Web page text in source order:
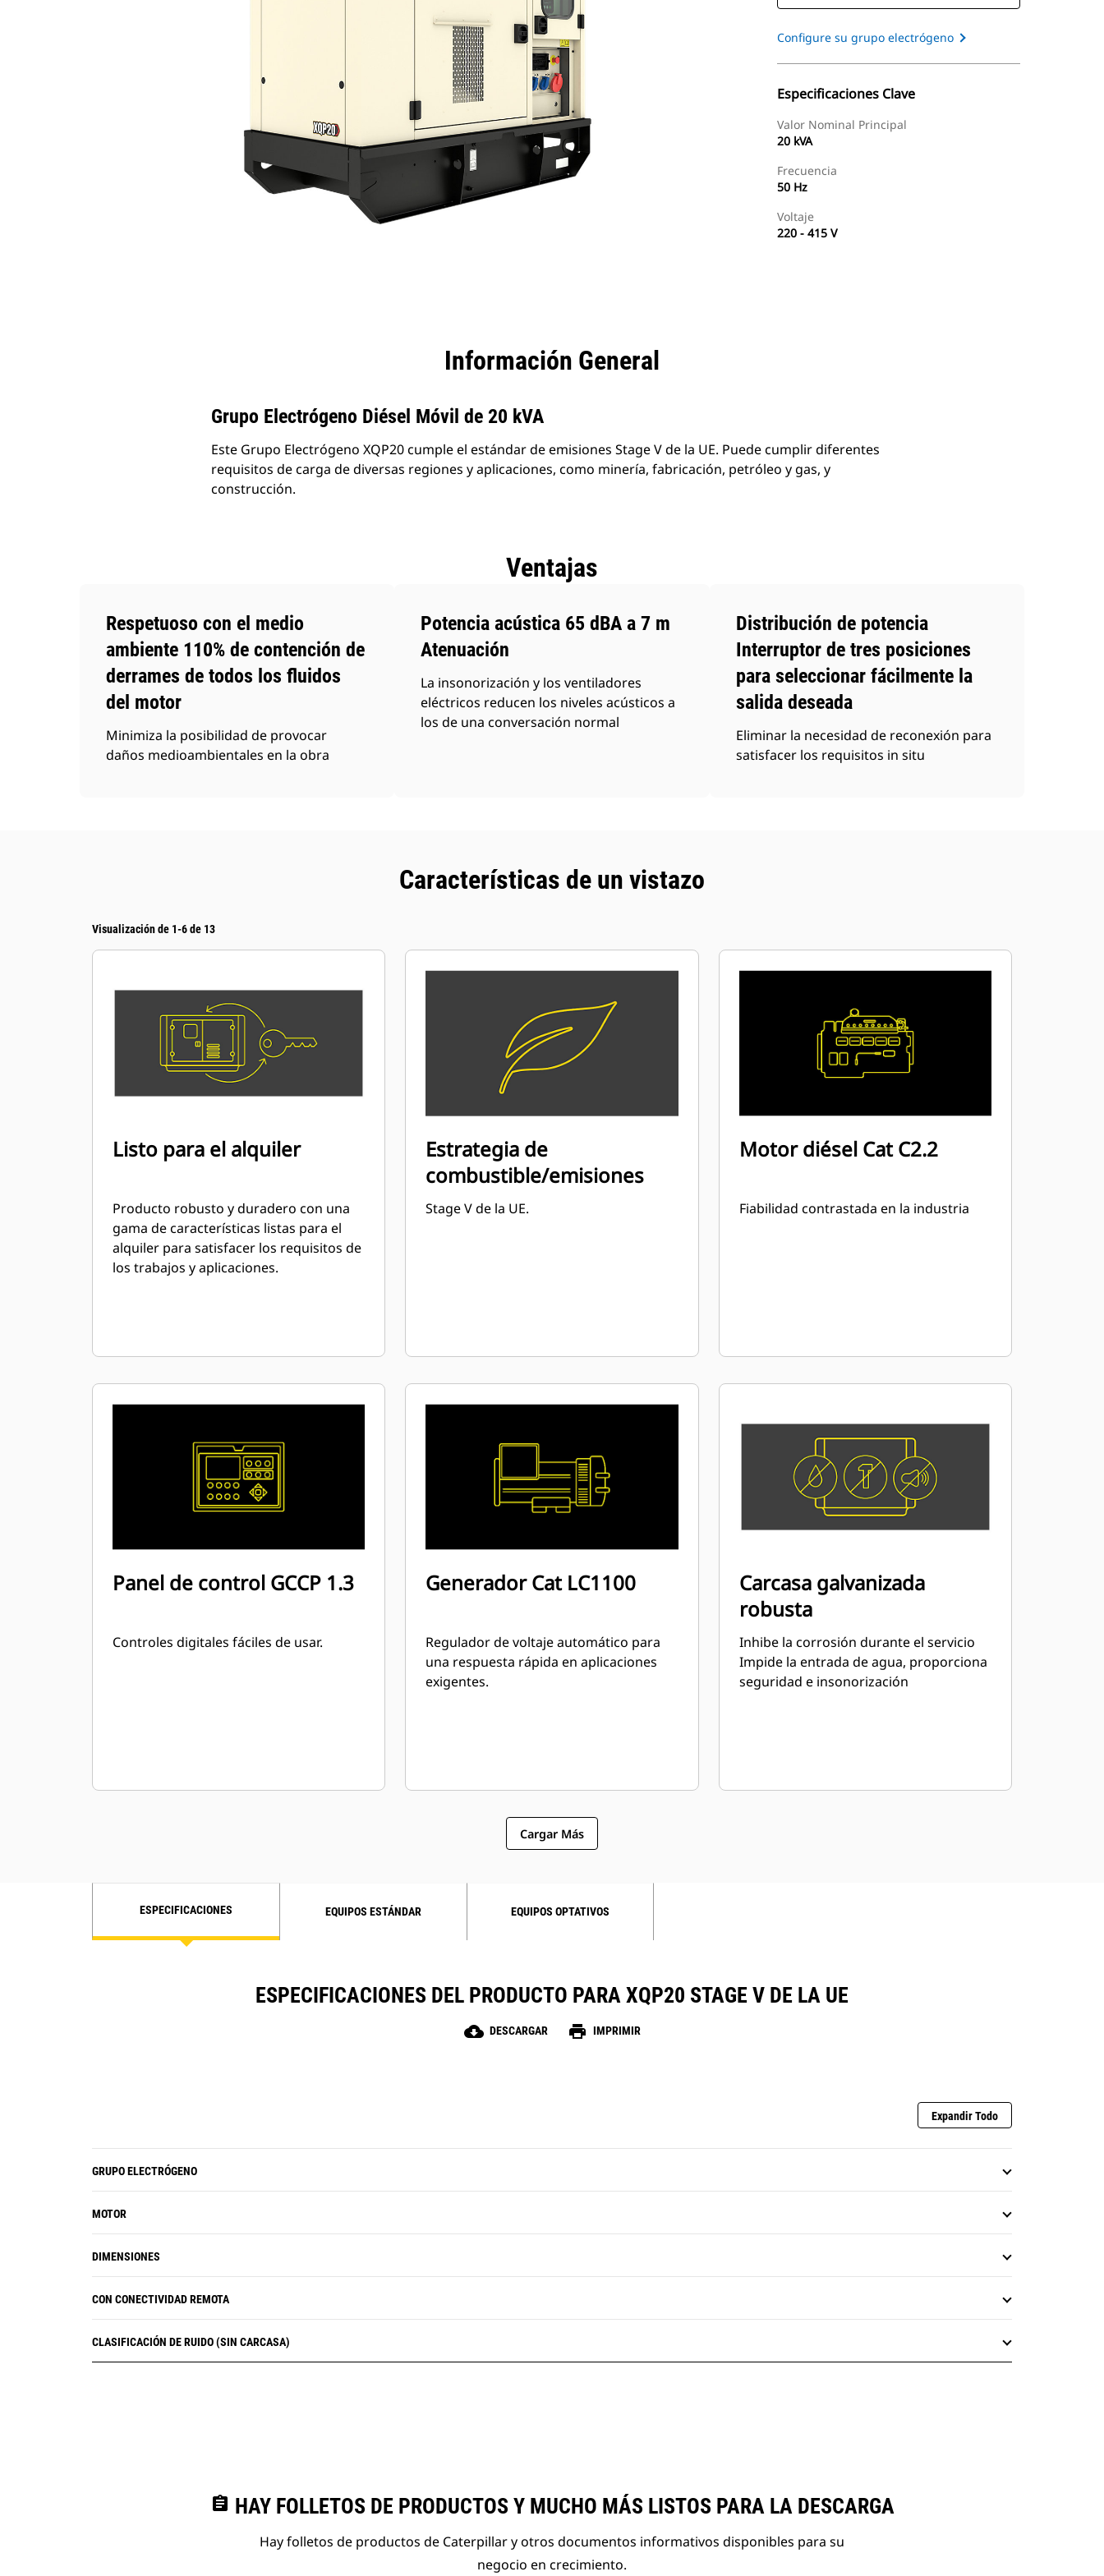
Configure su grupo electrógeno
Especificaciones Clave
Valor Nominal Principal
20 kVA
Frecuencia
50 Hz
Voltaje
220 - 415 V
Información General
Grupo Electrógeno Diésel Móvil de 20 kVA
Este Grupo Electrógeno XQP20 cumple el estándar de emisiones Stage V de la UE. Puede cumplir diferentes
requisitos de carga de diversas regiones y aplicaciones, como minería, fabricación, petróleo y gas, y
construcción.
Ventajas
Respetuoso con el medio
ambiente 110% de contención de
derrames de todos los fluidos
del motor
Minimiza la posibilidad de provocar
daños medioambientales en la obra
Potencia acústica 65 dBA a 7 m
Atenuación
La insonorización y los ventiladores
eléctricos reducen los niveles acústicos a
los de una conversación normal
Distribución de potencia
Interruptor de tres posiciones
para seleccionar fácilmente la
salida deseada
Eliminar la necesidad de reconexión para
satisfacer los requisitos in situ
Características de un vistazo
Visualización de 1-6 de 13
Listo para el alquiler
Producto robusto y duradero con una
gama de características listas para el
alquiler para satisfacer los requisitos de
los trabajos y aplicaciones.
Estrategia de
combustible/emisiones
Stage V de la UE.
Motor diésel Cat C2.2
Fiabilidad contrastada en la industria
Panel de control GCCP 1.3
Controles digitales fáciles de usar.
Generador Cat LC1100
Regulador de voltaje automático para
una respuesta rápida en aplicaciones
exigentes.
Carcasa galvanizada
robusta
Inhibe la corrosión durante el servicio
Impide la entrada de agua, proporciona
seguridad e insonorización
Cargar Más
ESPECIFICACIONES EQUIPOS ESTÁNDAR EQUIPOS OPTATIVOS
ESPECIFICACIONES DEL PRODUCTO PARA XQP20 STAGE V DE LA UE
cloud_download DESCARGAR print IMPRIMIR
Expandir Todo
GRUPO ELECTRÓGENO
MOTOR
DIMENSIONES
CON CONECTIVIDAD REMOTA
CLASIFICACIÓN DE RUIDO (SIN CARCASA)
assignment HAY FOLLETOS DE PRODUCTOS Y MUCHO MÁS LISTOS PARA LA DESCARGA
Hay folletos de productos de Caterpillar y otros documentos informativos disponibles para su
negocio en crecimiento.